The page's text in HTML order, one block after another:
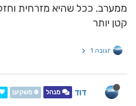
ממערב. ככל שהיא מזרחית
קטן יותר
תגובה 1
דוד מנהל ❄️ משקיען